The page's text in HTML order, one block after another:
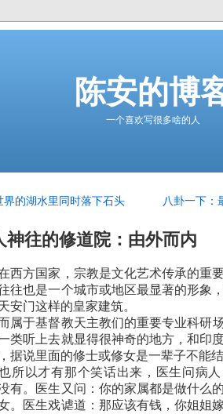
陈安的博
一个喜欢写很多啥的人
界的湖水里同时落下石头 八卦一下：
神往的修道院：由外而内
方国家，宗教是文化艺术传承的重
往也是一个城市或地区最显著的形象
安门这样的皇家建筑。
于基督教天主教们的重要专业科
类听上去就显得很神奇的地方，和印
据说里面的修士或修女是一辈子不能结
以才有那个笑话出来，医生问病人
有。医生又问：你的家属都是做什么
。医生戏谑道：那应该有钱，你姐姐